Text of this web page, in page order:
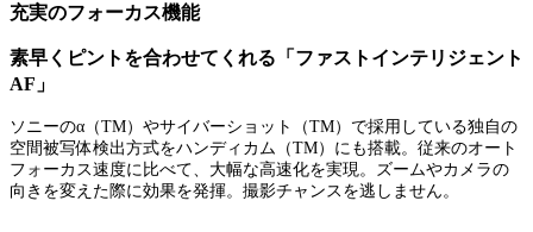
充実のフォーカス機能
素早くピントを合わせてくれる「ファストインテリジェント
AF」
ソニーのα（TM）やサイバーショット（TM）で採用している独自の
空間被写体検出方式をハンディカム（TM）にも搭載。従来のオート
フォーカス速度に比べて、大幅な高速化を実現。ズームやカメラの
向きを変えた際に効果を発揮。撮影チャンスを逃しません。